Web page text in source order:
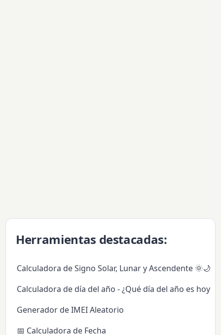
Herramientas destacadas:
Calculadora de Signo Solar, Lunar y Ascendente 🌞🌙✨
Calculadora de día del año - ¿Qué día del año es hoy?
Generador de IMEI Aleatorio
📅 Calculadora de Fecha